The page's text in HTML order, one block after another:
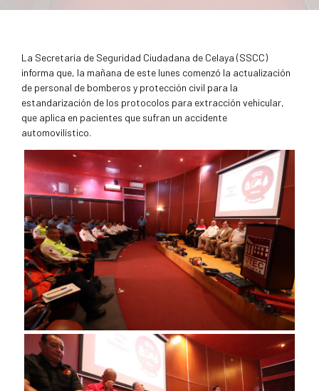
La Secretaría de Seguridad Ciudadana de Celaya (SSCC)
informa que, la mañana de este lunes comenzó la actualización
de personal de bomberos y protección civil para la
estandarización de los protocolos para extracción vehicular,
que aplica en pacientes que sufran un accidente
automovilístico.